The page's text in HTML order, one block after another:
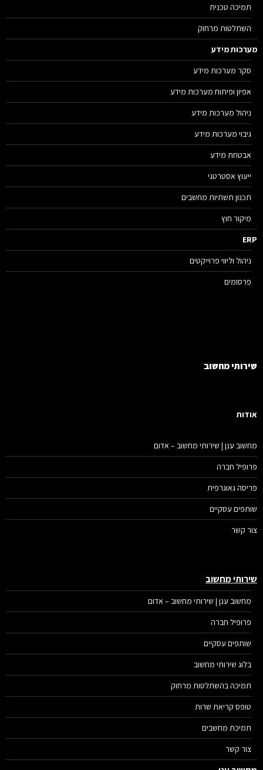
תמיכה טכנית
השתלטות מרחוק
מידע
סקר מערכות מידע
אפיון ופיתוח מערכות מידע
ניהול מערכות מידע
גיבוי מערכות מידע
אבטחת מידע
ייעוץ אסטרטגי
תכנון תשתיות מחשבים
מיקור חוץ
ניהול וליווי פרוייקטים
פרסומים
מחשוב
ענן | שירותי מחשוב – אדום
חברה
גאוגרפית
עסקיים
קשר
מחשוב
מחשוב ענן | שירותי מחשוב – אדום
פרופיל חברה
שותפים עסקיים
בלוג שירותי מחשוב
תמיכה בהשתלטות מרחוק
טופס קריאת שרות
תמיכת מחשבים
צור קשר